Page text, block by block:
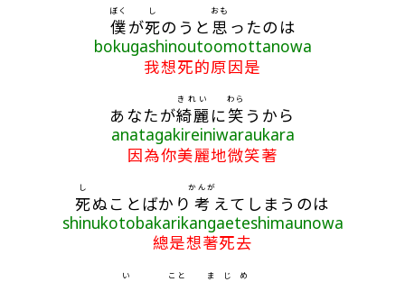
僕
ぼく
が死
し
のうと 思
おも
ったのは
bokugashinoutoomottanowa
我想死的原因是
あなたが綺麗
きれい
に笑
わら
うから
anatagakireiniwaraukara
因為你美麗地微笑著
死
し
ぬことばかり 考
かんが
えてしまうのは
shinukotobakarikangaeteshimaunowa
總是想著死去
い こと まじめ